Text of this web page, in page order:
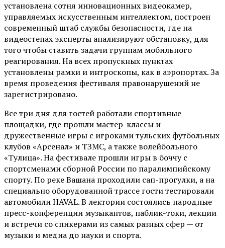
установлена сотня инновационных видеокамер,
управляемых искусственным интеллектом, построен
современный штаб службы безопасности, где на
видеостенах эксперты анализируют обстановку, для
того чтобы ставить задачи группам мобильного
реагирования. На всех пропускных пунктах
установлены рамки и интроскопы, как в аэропортах. За
время проведения фестиваля правонарушений не
зарегистрировано.
Все три дня для гостей работали спортивные
площадки, где прошли мастер-классы и
дружественные игры с игроками тульских футбольных
клубов «Арсенал» и ТЗМС, а также волейбольного
«Тулица». На фестивале прошли игры в боччу с
спортсменами сборной России по паралимпийскому
спорту. По реке Вашана проходили сап-прогулки, а на
специально оборудованной трассе гости тестировали
автомобили HAVAL. В лектории состоялись народные
пресс-конференции музыкантов, паблик-токи, лекции
и встречи со спикерами из самых разных сфер — от
музыки и медиа до науки и спорта.